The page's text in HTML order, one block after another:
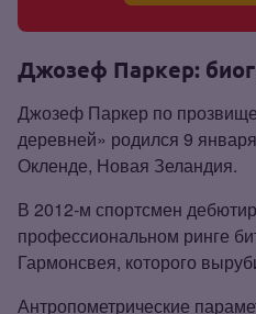
Джозеф Паркер:
Джозеф Паркер по
деревней» родился 9
Окленде, Новая Зеландия.
В 2012‑м спортсмен
профессиональном ринге
Гармонсвея, которого
Антропометрические